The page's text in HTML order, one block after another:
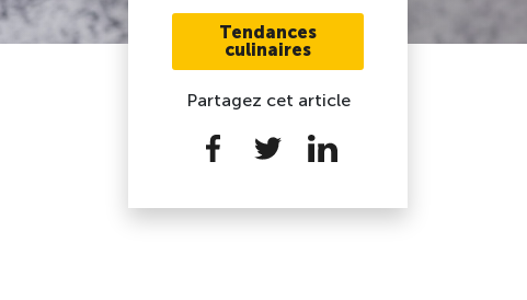
Tendances
culinaires
Partagez cet article